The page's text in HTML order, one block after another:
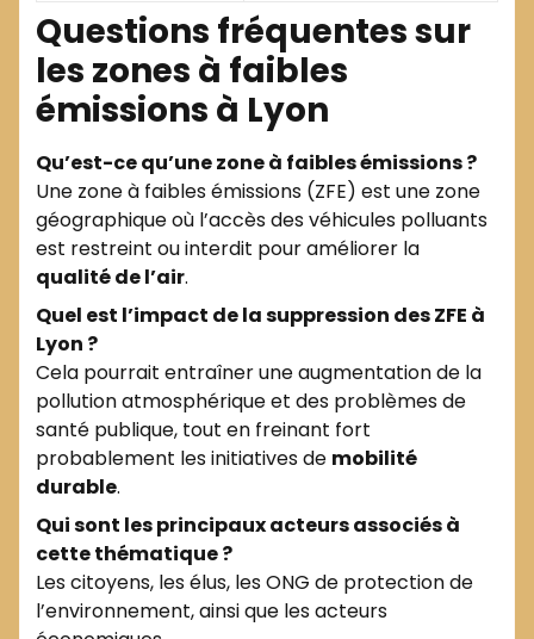
Questions fréquentes sur
les zones à faibles
émissions à Lyon
Qu’est-ce qu’une zone à faibles émissions ?
Une zone à faibles émissions (ZFE) est une zone
géographique où l’accès des véhicules polluants
est restreint ou interdit pour améliorer la
qualité de l’air.
Quel est l’impact de la suppression des ZFE à
Lyon ?
Cela pourrait entraîner une augmentation de la
pollution atmosphérique et des problèmes de
santé publique, tout en freinant fort
probablement les initiatives de mobilité
durable.
Qui sont les principaux acteurs associés à
cette thématique ?
Les citoyens, les élus, les ONG de protection de
l’environnement, ainsi que les acteurs